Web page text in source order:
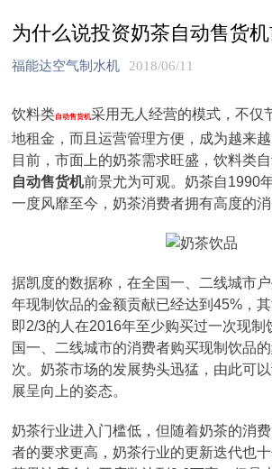
为什么说投资奶茶自动售货
福能达空气制水机 2018/06/11
饮料类自动售货机采用无人经营的模式，不仅
地租金，而且运营管理方便，成为越来越
目前，市面上的奶茶需求旺盛，饮料类
自动售货机前景尤为可观。奶茶自1990
一度风靡至今，奶茶消费者拥有高度的消
据凯度的数据称，在全国一、二线城市
年现制饮品的金额贡献已经达到45%，其
即2/3的人在2016年至少购买过一次现制
国一、二线城市的消费者购买现制饮品
次。奶茶市场的发展势头迅猛，由此可
展呈向上的姿态。
奶茶行业进入门槛低，但随着奶茶的消
者的要求更高，奶茶行业的更新迭代也